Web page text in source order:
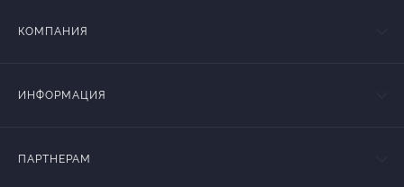
КОМПАНИЯ
ИНФОРМАЦИЯ
ПАРТНЕРАМ